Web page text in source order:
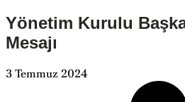
Yönetim Kurulu
Mesajı
3 Temmuz 2024